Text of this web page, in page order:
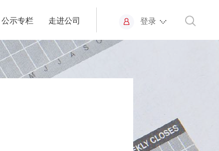
公示专栏 走进公司 登录